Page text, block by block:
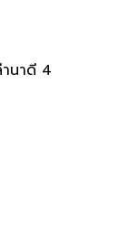
ชั้น
นาดี 4